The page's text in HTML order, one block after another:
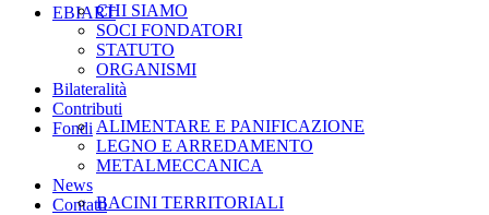
Menu EBIARTCHI SIAMO
SOCI FONDATORI
STATUTO
ORGANISMI
Bilateralità
Contributi
Fondi ALIMENTARE E PANIFICAZIONE
LEGNO E ARREDAMENTO
METALMECCANICA
News
ContattiBACINI TERRITORIALI